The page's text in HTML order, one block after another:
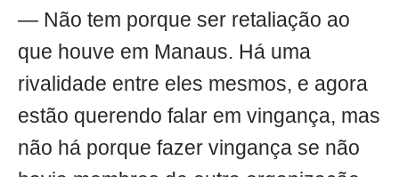
— Não tem porque ser retaliação ao
que houve em Manaus. Há uma
rivalidade entre eles mesmos, e agora
estão querendo falar em vingança, mas
não há porque fazer vingança se não